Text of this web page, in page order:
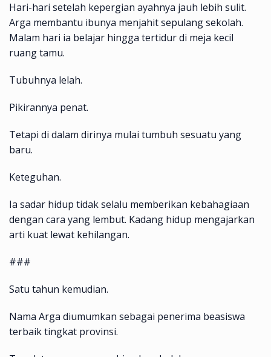
Hari-hari setelah kepergian ayahnya jauh lebih sulit.
Arga membantu ibunya menjahit sepulang sekolah.
Malam hari ia belajar hingga tertidur di meja kecil
ruang tamu.
Tubuhnya lelah.
Pikirannya penat.
Tetapi di dalam dirinya mulai tumbuh sesuatu yang
baru.
Keteguhan.
Ia sadar hidup tidak selalu memberikan kebahagiaan
dengan cara yang lembut. Kadang hidup mengajarkan
arti kuat lewat kehilangan.
###
Satu tahun kemudian.
Nama Arga diumumkan sebagai penerima beasiswa
terbaik tingkat provinsi.